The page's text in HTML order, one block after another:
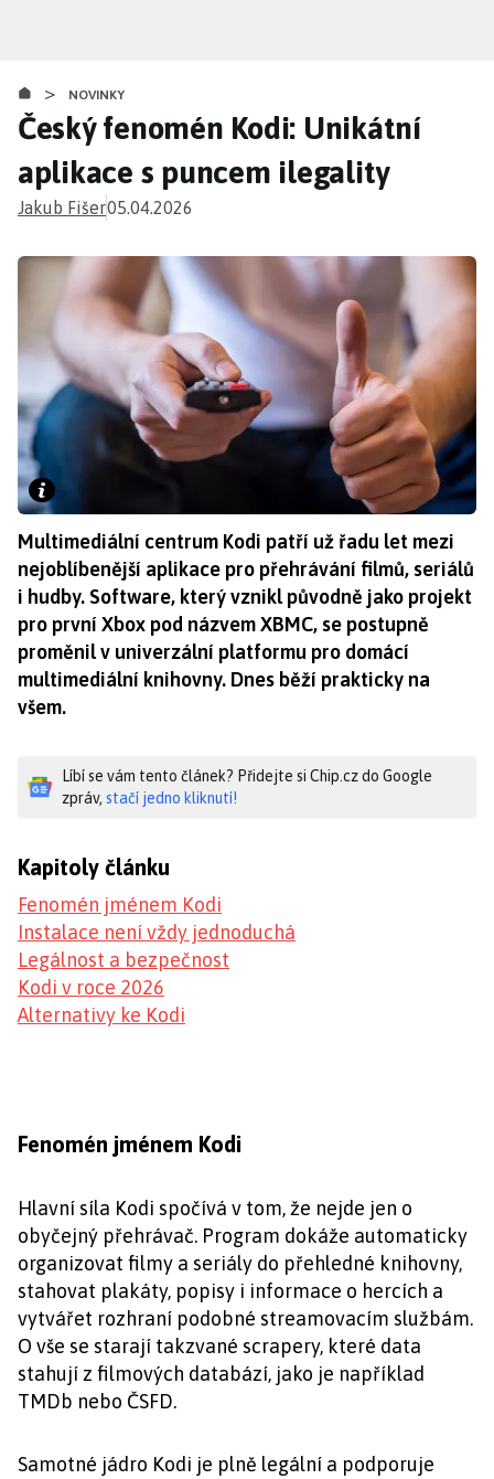
obsahu
> NOVINKY
Český fenomén Kodi: Unikátní
aplikace s puncem ilegality
Jakub Fišer05.04.2026
Multimediální centrum Kodi patří už řadu let mezi
nejoblíbenější aplikace pro přehrávání filmů, seriálů
i hudby. Software, který vznikl původně jako projekt
pro první Xbox pod názvem XBMC, se postupně
proměnil v univerzální platformu pro domácí
multimediální knihovny. Dnes běží prakticky na
všem.
Líbí se vám tento článek? Přidejte si Chip.cz do Google
zpráv, stačí jedno kliknutí!
Kapitoly článku
Fenomén jménem Kodi
Instalace není vždy jednoduchá
Legálnost a bezpečnost
Kodi v roce 2026
Alternativy ke Kodi
Fenomén jménem Kodi
Hlavní síla Kodi spočívá v tom, že nejde jen o
obyčejný přehrávač. Program dokáže automaticky
organizovat filmy a seriály do přehledné knihovny,
stahovat plakáty, popisy i informace o hercích a
vytvářet rozhraní podobné streamovacím službám.
O vše se starají takzvané scrapery, které data
stahují z filmových databází, jako je například
TMDb nebo ČSFD.
Samotné jádro Kodi je plně legální a podporuje